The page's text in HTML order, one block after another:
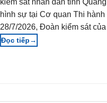
kiểm sát nhân dân tỉnh
hình sự tại Cơ quan Thi
28/7/2026, Đoàn kiểm sát
→